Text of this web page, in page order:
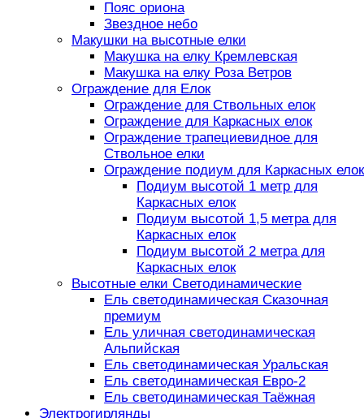
Пояс ориона
Звездное небо
Макушки на высотные елки
Макушка на елку Кремлевская
Макушка на елку Роза Ветров
Ограждение для Елок
Ограждение для Ствольных елок
Ограждение для Каркасных елок
Ограждение трапециевидное для
Ствольное елки
Ограждение подиум для Каркасных елок
Подиум высотой 1 метр для
Каркасных елок
Подиум высотой 1,5 метра для
Каркасных елок
Подиум высотой 2 метра для
Каркасных елок
Высотные елки Светодинамические
Ель светодинамическая Сказочная
премиум
Ель уличная светодинамическая
Альпийская
Ель светодинамическая Уральская
Ель светодинамическая Евро-2
Ель светодинамическая Таёжная
Электрогирлянды